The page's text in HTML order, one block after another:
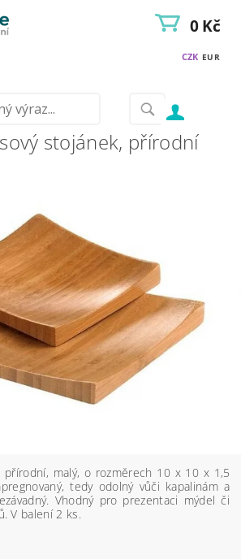
CZK EUR
0 Kč
stojánek, přírodní
přírodní, malý, o rozměrech 10 x 10 x 1,5
tedy odolný vůči kapalinám a
Vhodný pro prezentaci mýdel či
V balení 2 ks.